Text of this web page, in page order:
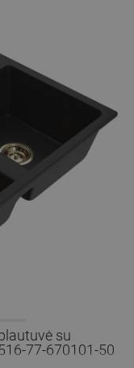
su
77-670101-50